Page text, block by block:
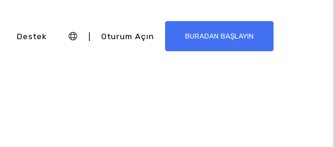
Destek | Oturum Açın BURADAN BAŞLAYIN